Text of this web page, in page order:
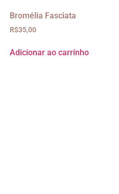
Bromélia Fasciata
R$35,00
Adicionar ao carrinho